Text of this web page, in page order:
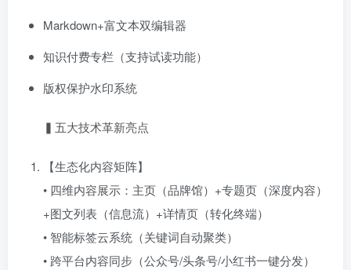
Markdown+富文本双编辑器
知识付费专栏（支持试读功能）
版权保护水印系统
▍五大技术革新亮点
【生态化内容矩阵】
• 四维内容展示：主页（品牌馆）+专题页（深度内容）
+图文列表（信息流）+详情页（转化终端）
• 智能标签云系统（关键词自动聚类）
• 跨平台内容同步（公众号/头条号/小红书一键分发）